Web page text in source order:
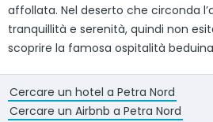
affollata. Nel deserto che circonda
tranquillità e serenità, quindi non
scoprire la famosa ospitalità
Cercare un hotel a Petra Nord
Cercare un Airbnb a Petra Nord